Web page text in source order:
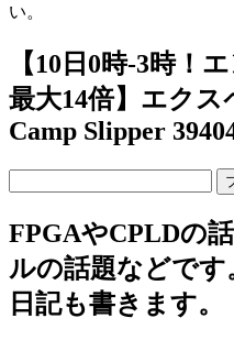
い。
【10日0時-3時！
最大14倍】エクス
Camp Slipper
FPGAやCPLDの
ルの話題などです
日記も書きます。